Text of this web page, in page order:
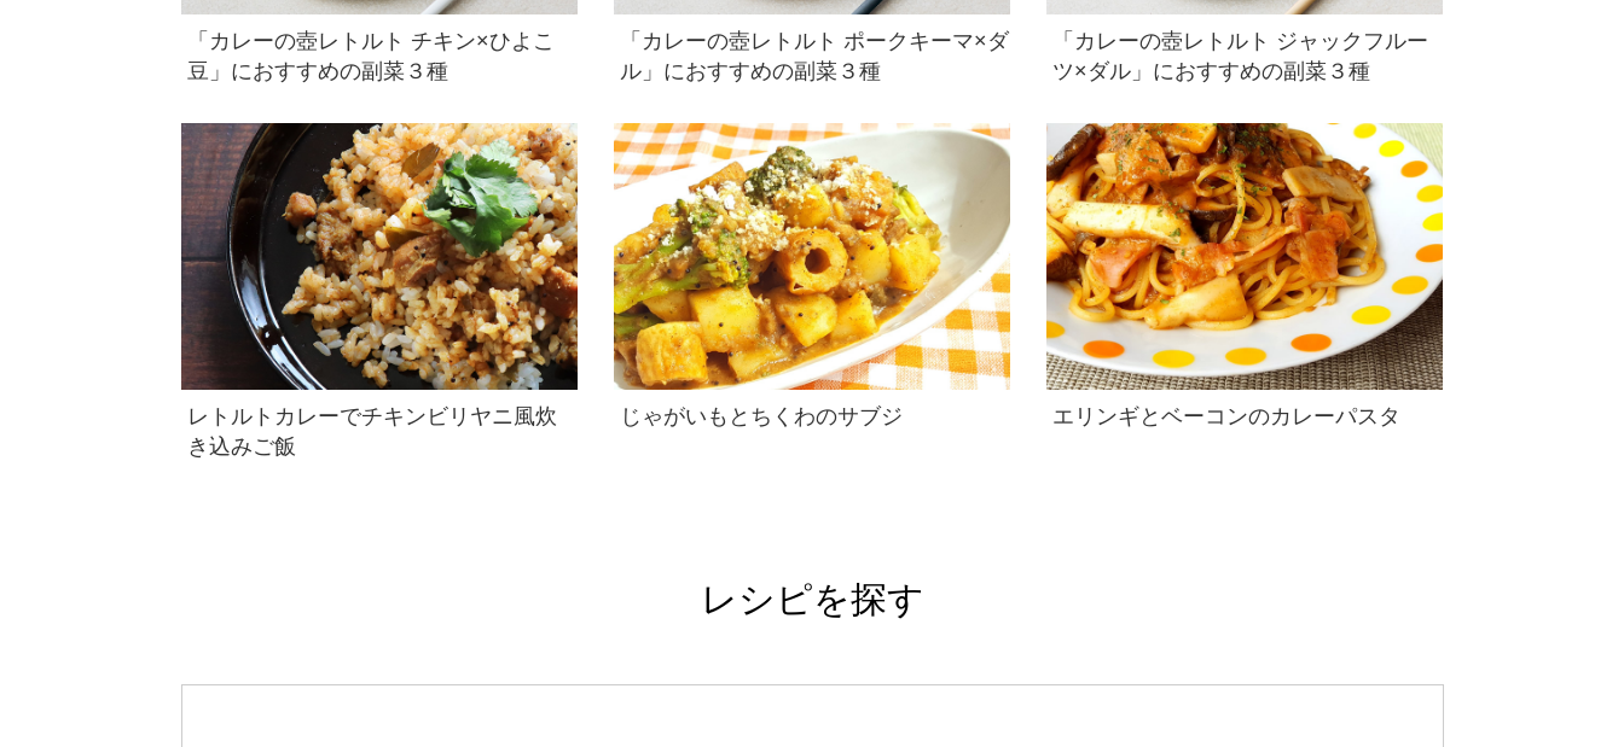
「カレーの壺レトルト チキン×ひよこ
豆」におすすめの副菜３種
「カレーの壺レトルト ポークキーマ×ダ
ル」におすすめの副菜３種
「カレーの壺レトルト ジャックフルー
ツ×ダル」におすすめの副菜３種
レトルトカレーでチキンビリヤニ風炊
き込みご飯
じゃがいもとちくわのサブジ エリンギとベーコンのカレーパスタ
レシピを探す